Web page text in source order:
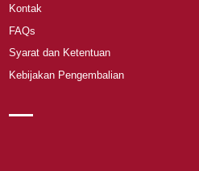
Kontak
FAQs
Syarat dan Ketentuan
Kebijakan Pengembalian